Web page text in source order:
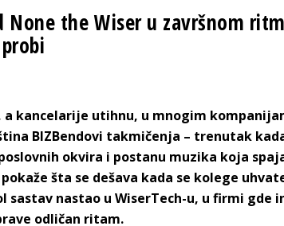
None the Wiser u završnom
a kancelarije utihnu, u mnogim
BIZBendovi takmičenja – trenutak
okvira i postanu muzika koja
šta se dešava kada se kolege
sastav nastao u WiserTech-u, u firmi gde
odličan ritam.